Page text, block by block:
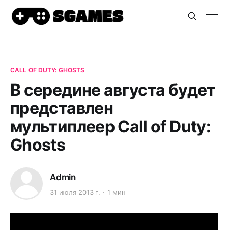
CALL OF DUTY: GHOSTS
В середине августа будет
представлен
мультиплеер Call of Duty:
Ghosts
Admin
31 июля 2013 г. 1 мин